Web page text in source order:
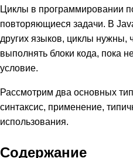
Циклы в программировании
повторяющиеся задачи. В
других языков, циклы нужны,
выполнять блоки кода, пока
условие.
Рассмотрим два основных
синтаксис, применение,
использования.
Содержание